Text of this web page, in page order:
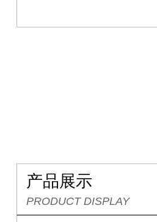
产品展示
PRODUCT DISPLAY